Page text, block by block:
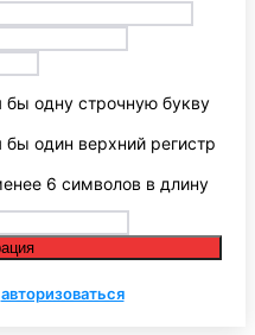
одну строчную букву
один верхний регистр
6 символов в длину
авторизоваться